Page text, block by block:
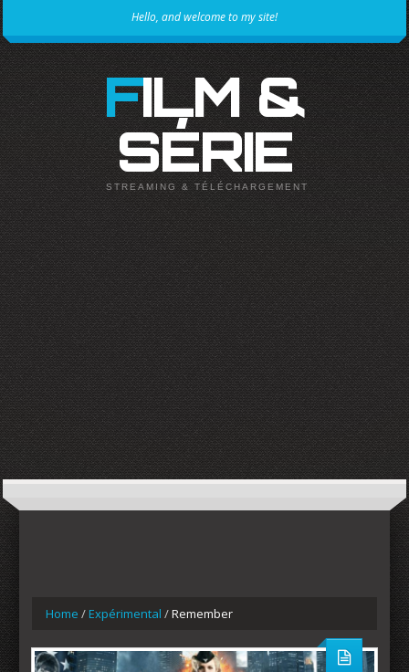
Hello, and welcome to my site!
FILM &
SÉRIE
STREAMING & TÉLÉCHARGEMENT
Home /Expérimental /Remember